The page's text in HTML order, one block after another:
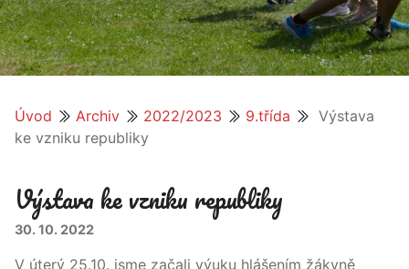
Úvod Archiv 2022/2023 9.třída
Výstava
ke vzniku republiky
Výstava ke vzniku republiky
30. 10. 2022
V úterý 25.10. jsme začali výuku hlášením žákyně